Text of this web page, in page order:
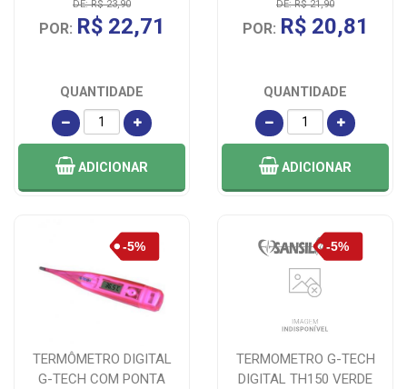
DE: R$ 23,90
POR: R$ 22,71
QUANTIDADE
ADICIONAR
DE: R$ 21,90
POR: R$ 20,81
QUANTIDADE
ADICIONAR
TERMÔMETRO DIGITAL
G-TECH COM PONTA
TERMOMETRO G-TECH
DIGITAL TH150 VERDE